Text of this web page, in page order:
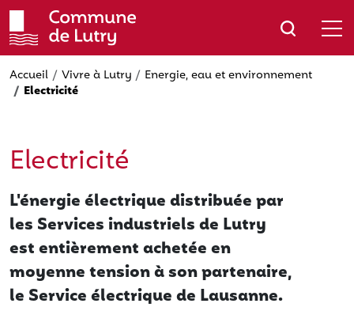
Aller
au
contenu
principal
Accueil Vivre à Lutry
Energie, eau et environnement
Electricité
Electricité
L'énergie électrique distribuée par
les Services industriels de Lutry
est entièrement achetée en
moyenne tension à son partenaire,
le Service électrique de Lausanne.